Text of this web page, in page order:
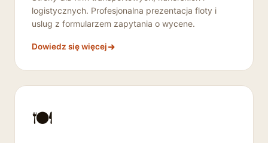
logistycznych. Profesjonalna prezentacja floty i
uslug z formularzem zapytania o wycene.
Dowiedz się więcej
🍽️